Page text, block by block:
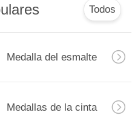
Todos
Medalla del esmalte
Medallas de la cinta